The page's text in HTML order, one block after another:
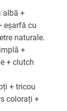
albă +
eșarfă cu
naturale.
+
+ clutch
+ tricou
colorați +